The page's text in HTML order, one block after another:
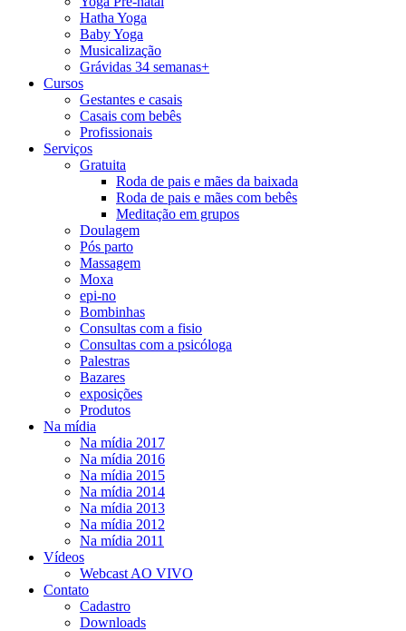
Hatha Yoga
Baby Yoga
Musicalização
Grávidas 34 semanas+
Cursos
Gestantes e casais
Casais com bebês
Profissionais
Serviços
Gratuita
Roda de pais e mães da baixada
Roda de pais e mães com bebês
Meditação em grupos
Doulagem
Pós parto
Massagem
Moxa
epi-no
Bombinhas
Consultas com a fisio
Consultas com a psicóloga
Palestras
Bazares
exposições
Produtos
Na mídia
Na mídia 2017
Na mídia 2016
Na mídia 2015
Na mídia 2014
Na mídia 2013
Na mídia 2012
Na mídia 2011
Vídeos
Webcast AO VIVO
Contato
Cadastro
Downloads